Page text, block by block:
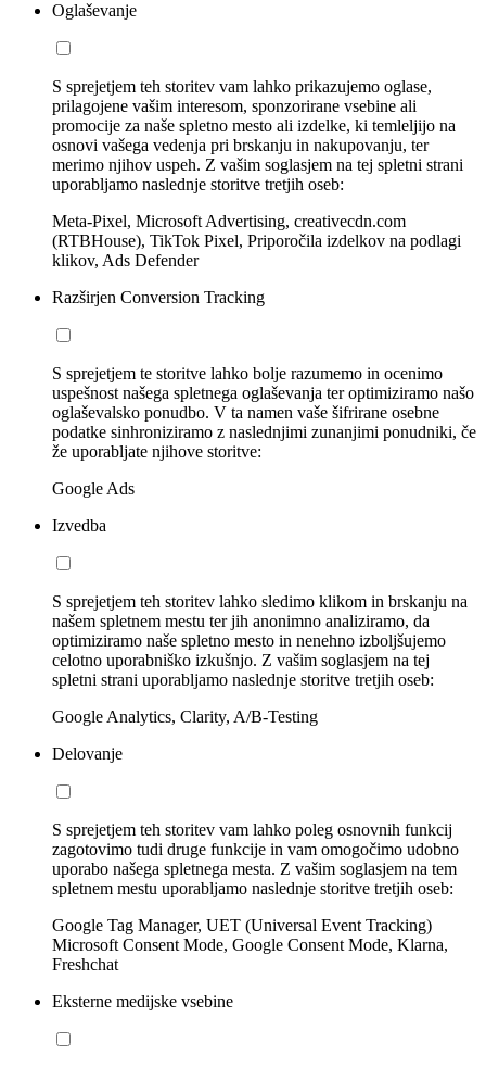
Oglaševanje
S sprejetjem teh storitev vam lahko prikazujemo oglase,
prilagojene vašim interesom, sponzorirane vsebine ali
promocije za naše spletno mesto ali izdelke, ki temleljijo na
osnovi vašega vedenja pri brskanju in nakupovanju, ter
merimo njihov uspeh. Z vašim soglasjem na tej spletni strani
uporabljamo naslednje storitve tretjih oseb:
Meta-Pixel, Microsoft Advertising, creativecdn.com
(RTBHouse), TikTok Pixel, Priporočila izdelkov na podlagi
klikov, Ads Defender
Razširjen Conversion Tracking
S sprejetjem te storitve lahko bolje razumemo in ocenimo
uspešnost našega spletnega oglaševanja ter optimiziramo našo
oglaševalsko ponudbo. V ta namen vaše šifrirane osebne
podatke sinhroniziramo z naslednjimi zunanjimi ponudniki, če
že uporabljate njihove storitve:
Google Ads
Izvedba
S sprejetjem teh storitev lahko sledimo klikom in brskanju na
našem spletnem mestu ter jih anonimno analiziramo, da
optimiziramo naše spletno mesto in nenehno izboljšujemo
celotno uporabniško izkušnjo. Z vašim soglasjem na tej
spletni strani uporabljamo naslednje storitve tretjih oseb:
Google Analytics, Clarity, A/B-Testing
Delovanje
S sprejetjem teh storitev vam lahko poleg osnovnih funkcij
zagotovimo tudi druge funkcije in vam omogočimo udobno
uporabo našega spletnega mesta. Z vašim soglasjem na tem
spletnem mestu uporabljamo naslednje storitve tretjih oseb:
Google Tag Manager, UET (Universal Event Tracking)
Microsoft Consent Mode, Google Consent Mode, Klarna,
Freshchat
Eksterne medijske vsebine